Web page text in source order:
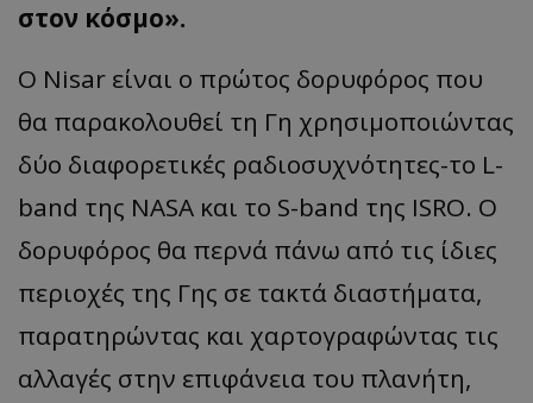
στον κόσμο».
Ο Nisar είναι ο πρώτος δορυφόρος που
θα παρακολουθεί τη Γη χρησιμοποιώντας
δύο διαφορετικές ραδιοσυχνότητες-το L-
band της NASA και το S-band της ISRO. Ο
δορυφόρος θα περνά πάνω από τις ίδιες
περιοχές της Γης σε τακτά διαστήματα,
παρατηρώντας και χαρτογραφώντας τις
αλλαγές στην επιφάνεια του πλανήτη,